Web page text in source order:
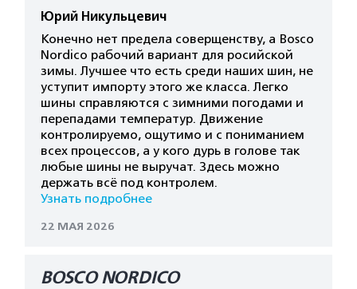
Юрий Никульцевич
Конечно нет предела соверщенству, а Bosco
Nordico рабочий вариант для росийской
зимы. Лучшее что есть среди наших шин, не
уступит импорту этого же класса. Легко
шины справляются с зимними погодами и
перепадами температур. Движение
контролируемо, ощутимо и с пониманием
всех процессов, а у кого дурь в голове так
любые шины не выручат. Здесь можно
держать всё под контролем.
Узнать подробнее
22 МАЯ 2026
BOSCO NORDICO